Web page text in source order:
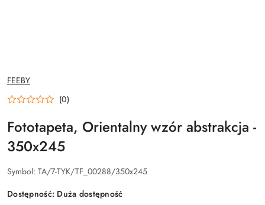
NAZWA
PRODUCENTA:
FEEBY
(0)
Fototapeta, Orientalny wzór abstrakcja -
350x245
Symbol: TA/7-TYK/TF_00288/350x245
Dostępność: Duża dostępność